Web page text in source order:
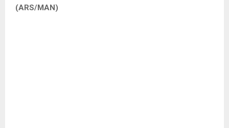
(ARS/MAN)